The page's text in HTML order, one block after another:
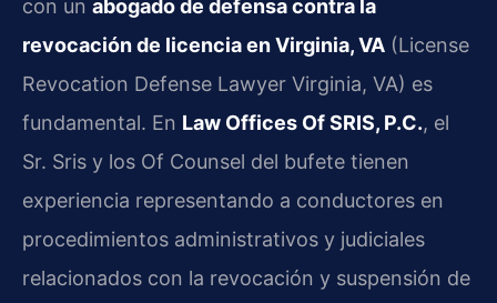
con un abogado de defensa contra la
revocación de licencia en Virginia, VA (License
Revocation Defense Lawyer Virginia, VA) es
fundamental. En Law Offices Of SRIS, P.C., el
Sr. Sris y los Of Counsel del bufete tienen
experiencia representando a conductores en
procedimientos administrativos y judiciales
relacionados con la revocación y suspensión de